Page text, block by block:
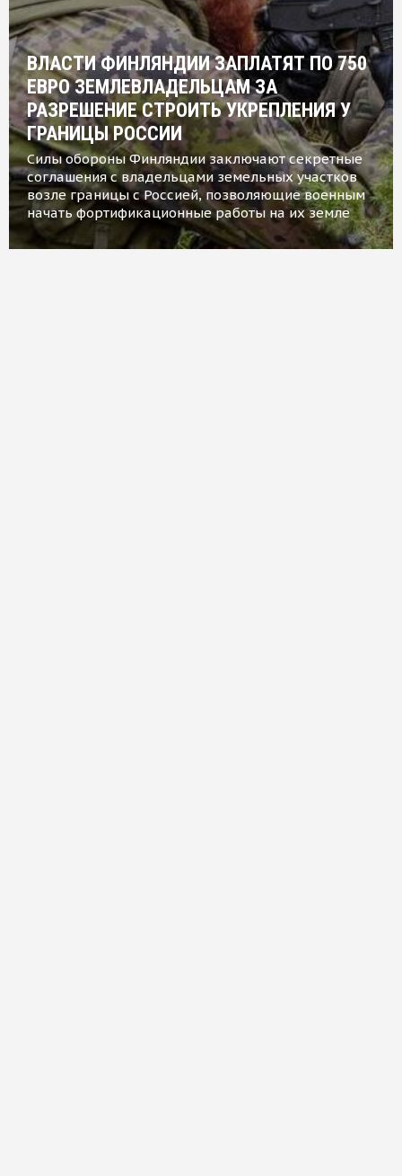
ВЛАСТИ ФИНЛЯНДИИ ЗАПЛАТЯТ ПО 750
ЕВРО ЗЕМЛЕВЛАДЕЛЬЦАМ ЗА
РАЗРЕШЕНИЕ СТРОИТЬ УКРЕПЛЕНИЯ У
ГРАНИЦЫ РОССИИ
Силы обороны Финляндии заключают секретные
соглашения с владельцами земельных участков
возле границы с Россией, позволяющие военным
начать фортификационные работы на их земле